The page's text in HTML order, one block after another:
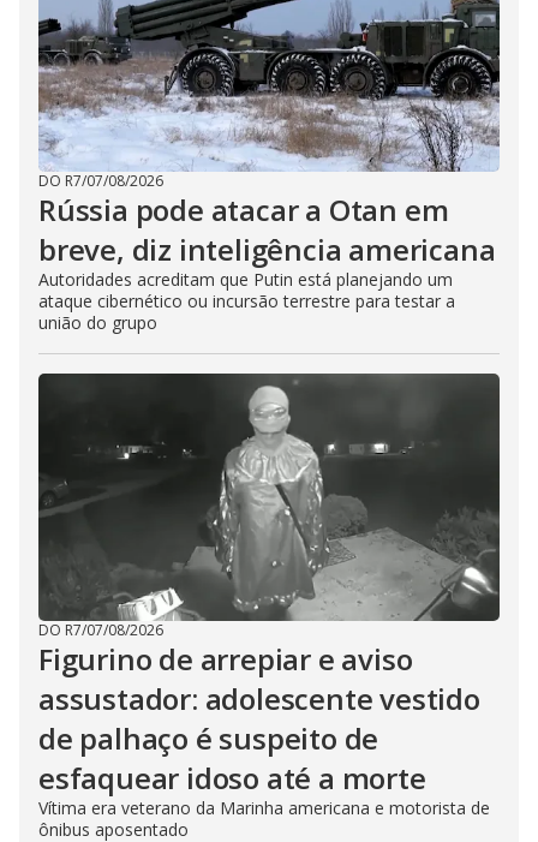
DO R7/07/08/2026
Rússia pode atacar a Otan em
breve, diz inteligência americana
Autoridades acreditam que Putin está planejando um
ataque cibernético ou incursão terrestre para testar a
união do grupo
DO R7/07/08/2026
Figurino de arrepiar e aviso
assustador: adolescente vestido
de palhaço é suspeito de
esfaquear idoso até a morte
Vítima era veterano da Marinha americana e motorista de
ônibus aposentado